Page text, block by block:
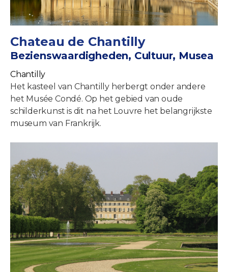
Chateau de Chantilly
Bezienswaardigheden, Cultuur, Musea
Chantilly
Het kasteel van Chantilly herbergt onder andere
het Musée Condé. Op het gebied van oude
schilderkunst is dit na het Louvre het belangrijkste
museum van Frankrijk.